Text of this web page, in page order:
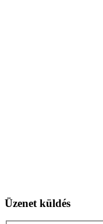
Üzenet küldés